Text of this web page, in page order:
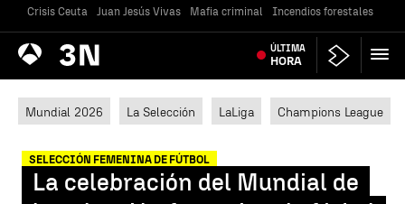
Crisis Ceuta Juan Jesús Vivas Mafia criminal Incendios forestales
Antena
3 Noticias ÚLTIMA
HORA
Mundial 2026 La Selección LaLiga Champions League
SELECCIÓN FEMENINA DE FÚTBOL
La celebración del Mundial de